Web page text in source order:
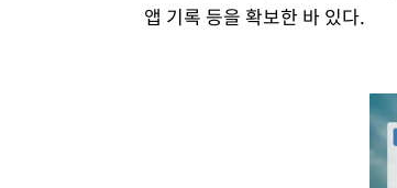
앱 기록 등을 확보한 바 있다.